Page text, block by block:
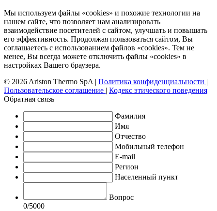
Мы используем файлы «cookies» и похожие технологии на
нашем сайте, что позволяет нам анализировать
взаимодействие посетителей с сайтом, улучшать и повышать
его эффективность. Продолжая пользоваться сайтом, Вы
соглашаетесь с использованием файлов «cookies». Тем не
менее, Вы всегда можете отключить файлы «cookies» в
настройках Вашего браузера.
© 2026 Ariston Thermo SpA | Политика конфиденциальности |
Пользовательское соглашение | Кодекс этического поведения
Обратная связь
Фамилия
Имя
Отчество
Мобильный телефон
E-mail
Регион
Населенный пункт
Вопрос
0/5000